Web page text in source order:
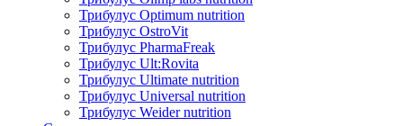
Трибулус Optimum nutrition
Трибулус OstroVit
Трибулус PharmaFreak
Трибулус Ult:Rovita
Трибулус Ultimate nutrition
Трибулус Universal nutrition
Трибулус Weider nutrition